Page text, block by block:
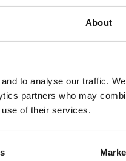
About
to analyse our traffic.
partners who may
use of their services.